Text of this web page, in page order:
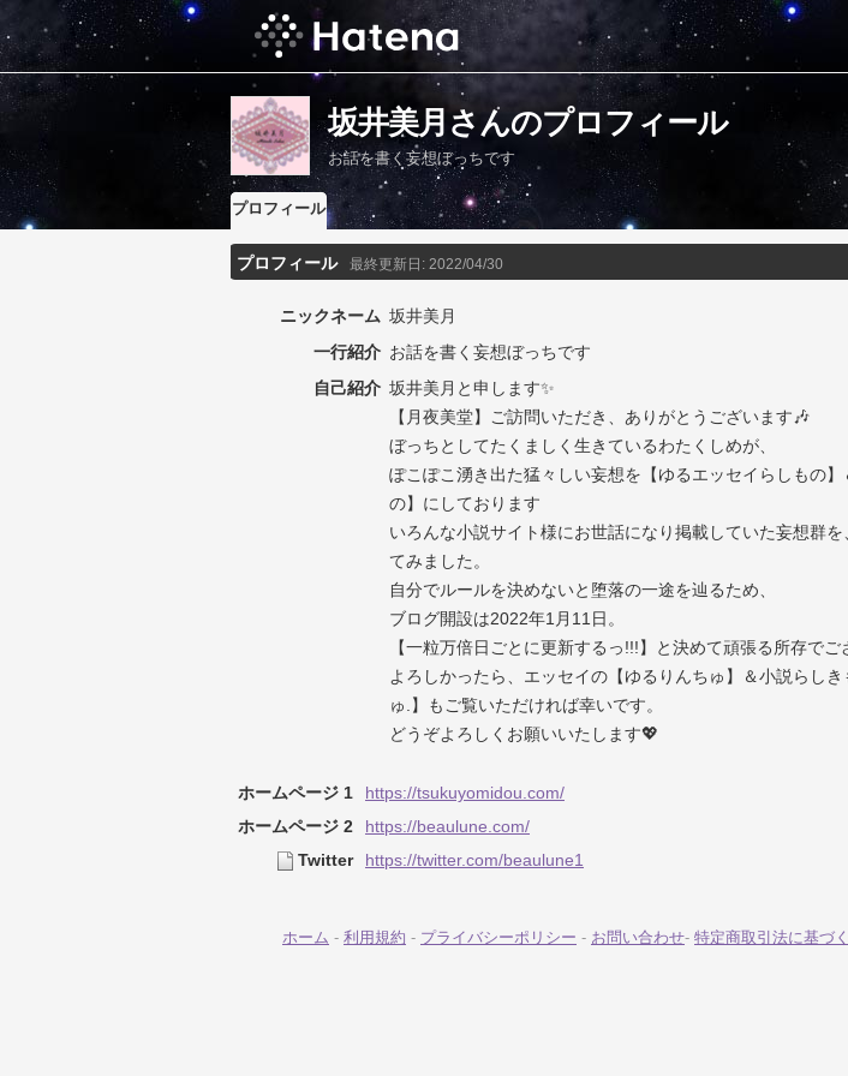
坂井美月さんのプロフィール
お話を書く妄想ぼっちです
プロフィール
プロフィール 最終更新日: 2022/04/30
ニックネーム 坂井美月
一行紹介 お話を書く妄想ぼっちです
自己紹介 坂井美月と申します✨
【月夜美堂】ご訪問いただき、ありがとうございます🎶
ぼっちとしてたくましく生きているわたくしめが、
ぽこぽこ湧き出た猛々しい妄想を【ゆるエッセイらしもの】
の】にしております
いろんな小説サイト様にお世話になり掲載していた妄想群
てみました。
自分でルールを決めないと堕落の一途を辿るため、
ブログ開設は2022年1月11日。
【一粒万倍日ごとに更新するっ!!!】と決めて頑張る所存でご
よろしかったら、エッセイの【ゆるりんちゅ】＆小説らし
ゅ.】もご覧いただければ幸いです。
どうぞよろしくお願いいたします💖
ホームページ 1
https://tsukuyomidou.com/
ホームページ 2
https://beaulune.com/
Twitter
https://twitter.com/beaulune1
ホーム - 利用規約 - プライバシーポリシー - お問い合わせ- 特定商取引法に基づ